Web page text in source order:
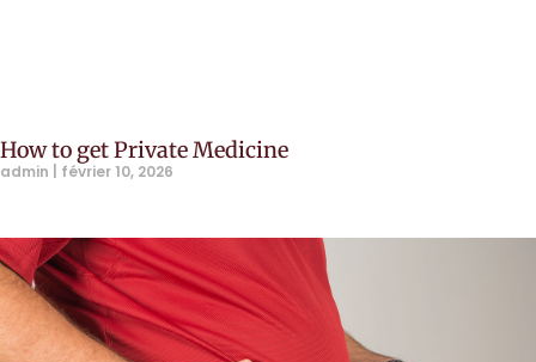
How to get Private Medicine
admin février 10, 2026